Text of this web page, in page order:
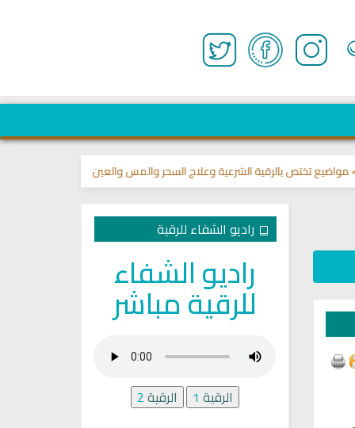
قناة وشفاء لما فيبالرقية الشرعية وعلاج السحر والمس والعين 🌾
راديو الشفاء للرقية
راديو الشفاء
للرقية مباشر
الرقية 1 الرقية2